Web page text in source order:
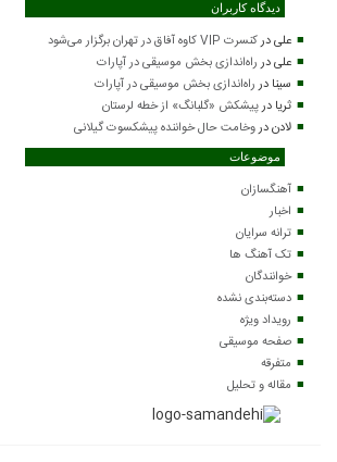
دیدگاه کاربران
علیدرکنسرت VIP کاوه آفاق در تهران برگزار می‌شود
علیدرراه‌اندازی بخش موسیقی در آپارات
سینا درراه‌اندازی بخش موسیقی در آپارات
ثریا درپیشکش «گلبانگ» از خطه لرستان
لادندروخامت حال خواننده پیشکسوت گیلانی
موضوعات
آهنگسازان
اخبار
ترانه سرایان
تک آهنگ ها
خوانندگان
دسته‌بندی نشده
رویداد ویژه
صفحه موسیقی
متفرقه
مقاله و تحلیل